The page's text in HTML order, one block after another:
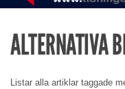
ALTERNATIVA
Listar alla artiklar taggade